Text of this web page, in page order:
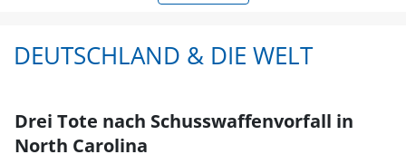
DEUTSCHLAND & DIE WELT
Drei Tote nach Schusswaffenvorfall in
North Carolina